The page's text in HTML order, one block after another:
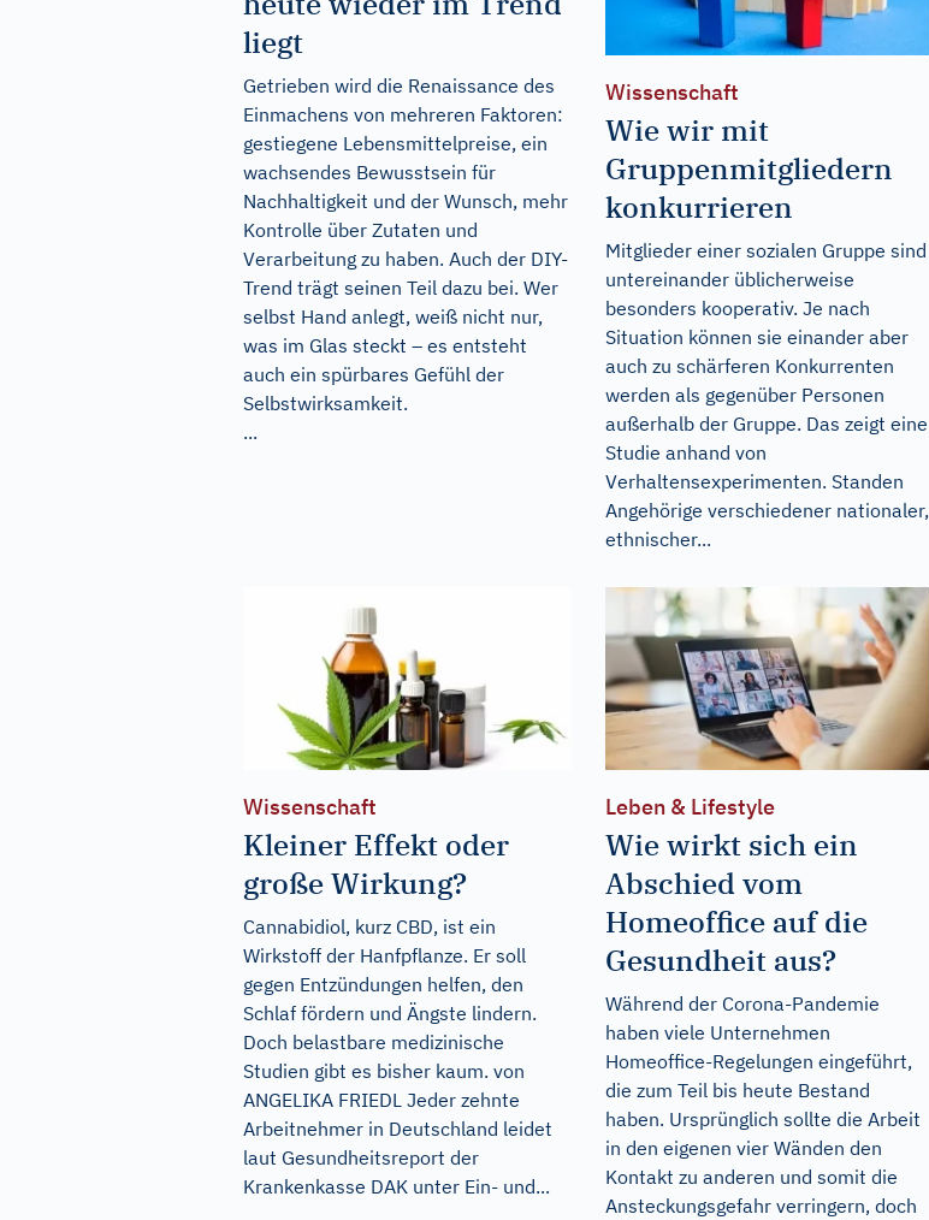
liegt
Getrieben wird die Renaissance des
Einmachens von mehreren Faktoren:
gestiegene Lebensmittelpreise, ein
wachsendes Bewusstsein für
Nachhaltigkeit und der Wunsch, mehr
Kontrolle über Zutaten und
Verarbeitung zu haben. Auch der DIY-
Trend trägt seinen Teil dazu bei. Wer
selbst Hand anlegt, weiß nicht nur,
was im Glas steckt – es entsteht
auch ein spürbares Gefühl der
Selbstwirksamkeit.
...
Wissenschaft
Wie wir mit
Gruppenmitgliedern
konkurrieren
Mitglieder einer sozialen Gruppe sind
untereinander üblicherweise
besonders kooperativ. Je nach
Situation können sie einander aber
auch zu schärferen Konkurrenten
werden als gegenüber Personen
außerhalb der Gruppe. Das zeigt eine
Studie anhand von
Verhaltensexperimenten. Standen
Angehörige verschiedener nationaler,
ethnischer...
Wissenschaft
Kleiner Effekt oder
große Wirkung?
Cannabidiol, kurz CBD, ist ein
Wirkstoff der Hanfpflanze. Er soll
gegen Entzündungen helfen, den
Schlaf fördern und Ängste lindern.
Doch belastbare medizinische
Studien gibt es bisher kaum. von
ANGELIKA FRIEDL Jeder zehnte
Arbeitnehmer in Deutschland leidet
laut Gesundheitsreport der
Krankenkasse DAK unter Ein- und...
Leben & Lifestyle
Wie wirkt sich ein
Abschied vom
Homeoffice auf die
Gesundheit aus?
Während der Corona-Pandemie
haben viele Unternehmen
Homeoffice-Regelungen eingeführt,
die zum Teil bis heute Bestand
haben. Ursprünglich sollte die Arbeit
in den eigenen vier Wänden den
Kontakt zu anderen und somit die
Ansteckungsgefahr verringern, doch